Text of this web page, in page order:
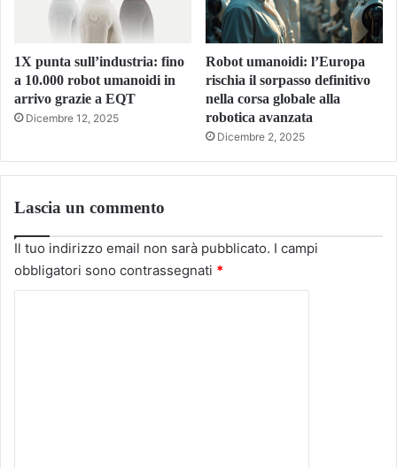
1X punta sull’industria: fino
a 10.000 robot umanoidi in
arrivo grazie a EQT
Dicembre 12, 2025
Robot umanoidi: l’Europa
rischia il sorpasso definitivo
nella corsa globale alla
robotica avanzata
Dicembre 2, 2025
Lascia un commento
Il tuo indirizzo email non sarà pubblicato. I campi
obbligatori sono contrassegnati *